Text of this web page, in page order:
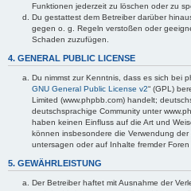
Funktionen jederzeit zu löschen oder zu
Du gestattest dem Betreiber darüber
gegen o. g. Regeln verstoßen oder
Schaden zuzufügen.
4. GENERAL PUBLIC LICENSE
Du nimmst zur Kenntnis, dass es sich bei
GNU General Public License v2“ (GPL)
Limited (www.phpbb.com) handelt;
deutschsprachige Community unter
haben keinen Einfluss auf die Art und
können insbesondere die Verwendung
untersagen oder auf Inhalte fremder Foren
5. GEWÄHRLEISTUNG
Der Betreiber haftet mit Ausnahme der